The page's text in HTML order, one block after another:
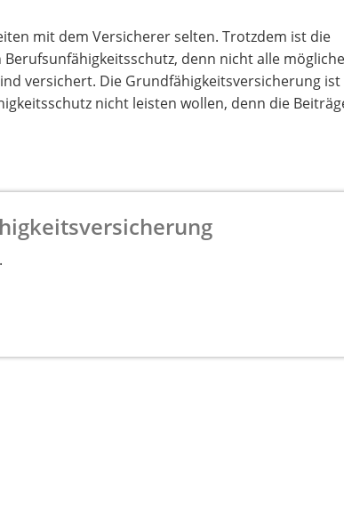
mit dem Versicherer selten. Trotzdem ist die
denn nicht alle
versichert. Die Grundfähigkeitsversicherung
nicht leisten wollen, denn die